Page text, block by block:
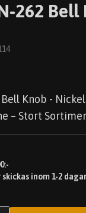
262 Bell
Knob -
– Stort
inom 1-2 dagar